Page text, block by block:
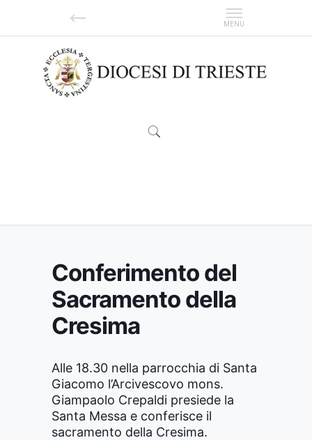
Conferimento del
Sacramento della
Cresima
Alle 18.30 nella parrocchia di Santa
Giacomo l’Arcivescovo mons.
Giampaolo Crepaldi presiede la
Santa Messa e conferisce il
sacramento della Cresima.